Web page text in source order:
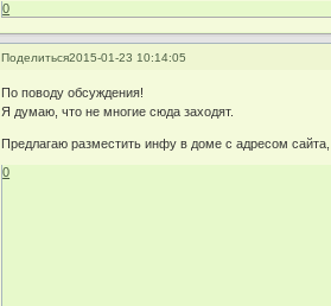
0
Поделиться2015-01-23 10:14:05
По поводу обсуждения!
Я думаю, что не многие сюда заходят.
Предлагаю разместить инфу в доме с адресом
0